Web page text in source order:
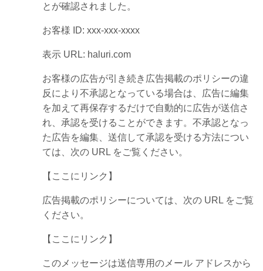
とが確認されました。
お客様 ID: xxx-xxx-xxxx
表示 URL: haluri.com
お客様の広告が引き続き広告掲載のポリシーの違
反により不承認となっている場合は、広告に編集
を加えて再保存するだけで自動的に広告が送信さ
れ、承認を受けることができます。不承認となっ
た広告を編集、送信して承認を受ける方法につい
ては、次の URL をご覧ください。
【ここにリンク】
広告掲載のポリシーについては、次の URL をご覧
ください。
【ここにリンク】
このメッセージは送信専用のメール アドレスから